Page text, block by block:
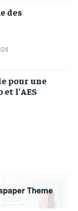
des
pour une
l’AES